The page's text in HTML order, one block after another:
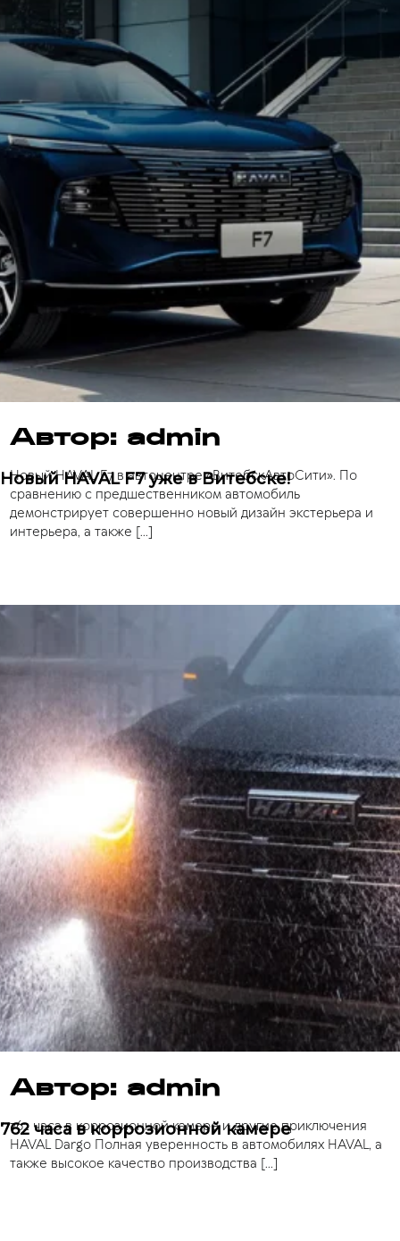
Автор: admin
Новый HAVAL F7 уже в Витебске!
Новый HAVAL F7 в автоцентре «ВитебскАвтоСити». По
сравнению с предшественником автомобиль
демонстрирует совершенно новый дизайн экстерьера и
интерьера, а также […]
Автор: admin
762 часа в коррозионной камере
762 часа в коррозионной камере и другие приключения
HAVAL Dargo Полная уверенность в автомобилях HAVAL, а
также высокое качество производства […]